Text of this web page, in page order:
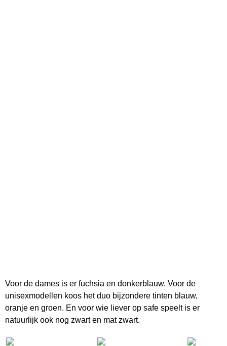
Voor de dames is er fuchsia en donkerblauw. Voor de
unisexmodellen koos het duo bijzondere tinten blauw,
oranje en groen. En voor wie liever op safe speelt is er
natuurlijk ook nog zwart en mat zwart.